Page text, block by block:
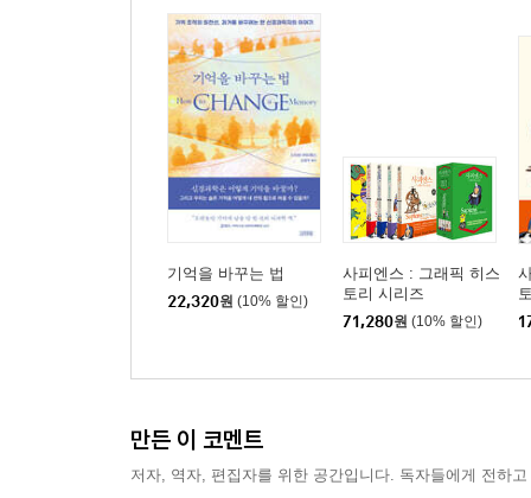
기억을 바꾸는 법
22,320원 (10% 할인)
사피엔스 : 그래픽 히스
토리 시리즈
71,280원 (10% 할인)
만든 이 코멘트
저자, 역자, 편집자를 위한 공간입니다. 독자들에게 전하